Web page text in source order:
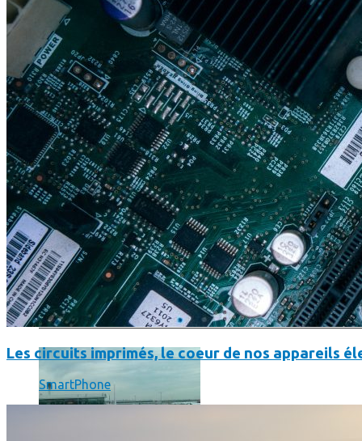
Même hors-ligne votre smartphone peut vous aider en
Comment réduire au maximum la consommation de son
Les circuits imprimés, le coeur de nos appareils
SmartPhone